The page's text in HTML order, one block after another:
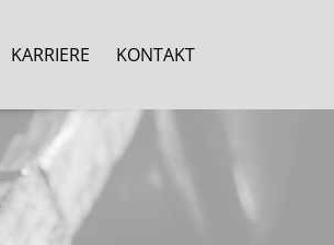
KARRIERE KONTAKT